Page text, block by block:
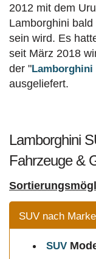
2012 mit dem
Lamborghini
sein wird. Es
seit März 2018
der "Lamborghini
ausgeliefert.
Lamborghini
Fahrzeuge &
SUV nach
SUV